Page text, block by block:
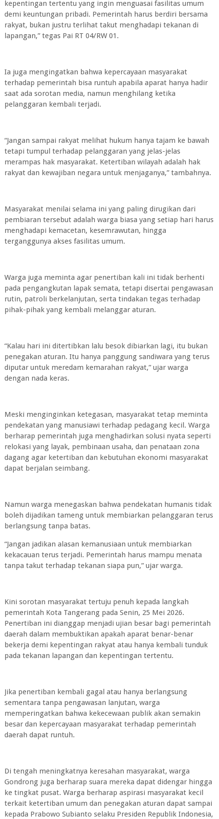
kepentingan tertentu yang ingin menguasai fasilitas umum
demi keuntungan pribadi. Pemerintah harus berdiri bersama
rakyat, bukan justru terlihat takut menghadapi tekanan di
lapangan,” tegas Pai RT 04/RW 01.
Ia juga mengingatkan bahwa kepercayaan masyarakat
terhadap pemerintah bisa runtuh apabila aparat hanya hadir
saat ada sorotan media, namun menghilang ketika
pelanggaran kembali terjadi.
“Jangan sampai rakyat melihat hukum hanya tajam ke bawah
tetapi tumpul terhadap pelanggaran yang jelas-jelas
merampas hak masyarakat. Ketertiban wilayah adalah hak
rakyat dan kewajiban negara untuk menjaganya,” tambahnya.
Masyarakat menilai selama ini yang paling dirugikan dari
pembiaran tersebut adalah warga biasa yang setiap hari harus
menghadapi kemacetan, kesemrawutan, hingga
terganggunya akses fasilitas umum.
Warga juga meminta agar penertiban kali ini tidak berhenti
pada pengangkutan lapak semata, tetapi disertai pengawasan
rutin, patroli berkelanjutan, serta tindakan tegas terhadap
pihak-pihak yang kembali melanggar aturan.
“Kalau hari ini ditertibkan lalu besok dibiarkan lagi, itu bukan
penegakan aturan. Itu hanya panggung sandiwara yang terus
diputar untuk meredam kemarahan rakyat,” ujar warga
dengan nada keras.
Meski menginginkan ketegasan, masyarakat tetap meminta
pendekatan yang manusiawi terhadap pedagang kecil. Warga
berharap pemerintah juga menghadirkan solusi nyata seperti
relokasi yang layak, pembinaan usaha, dan penataan zona
dagang agar ketertiban dan kebutuhan ekonomi masyarakat
dapat berjalan seimbang.
Namun warga menegaskan bahwa pendekatan humanis tidak
boleh dijadikan tameng untuk membiarkan pelanggaran terus
berlangsung tanpa batas.
“Jangan jadikan alasan kemanusiaan untuk membiarkan
kekacauan terus terjadi. Pemerintah harus mampu menata
tanpa takut terhadap tekanan siapa pun,” ujar warga.
Kini sorotan masyarakat tertuju penuh kepada langkah
pemerintah Kota Tangerang pada Senin, 25 Mei 2026.
Penertiban ini dianggap menjadi ujian besar bagi pemerintah
daerah dalam membuktikan apakah aparat benar-benar
bekerja demi kepentingan rakyat atau hanya kembali tunduk
pada tekanan lapangan dan kepentingan tertentu.
Jika penertiban kembali gagal atau hanya berlangsung
sementara tanpa pengawasan lanjutan, warga
memperingatkan bahwa kekecewaan publik akan semakin
besar dan kepercayaan masyarakat terhadap pemerintah
daerah dapat runtuh.
Di tengah meningkatnya keresahan masyarakat, warga
Gondrong juga berharap suara mereka dapat didengar hingga
ke tingkat pusat. Warga berharap aspirasi masyarakat kecil
terkait ketertiban umum dan penegakan aturan dapat sampai
kepada Prabowo Subianto selaku Presiden Republik Indonesia,